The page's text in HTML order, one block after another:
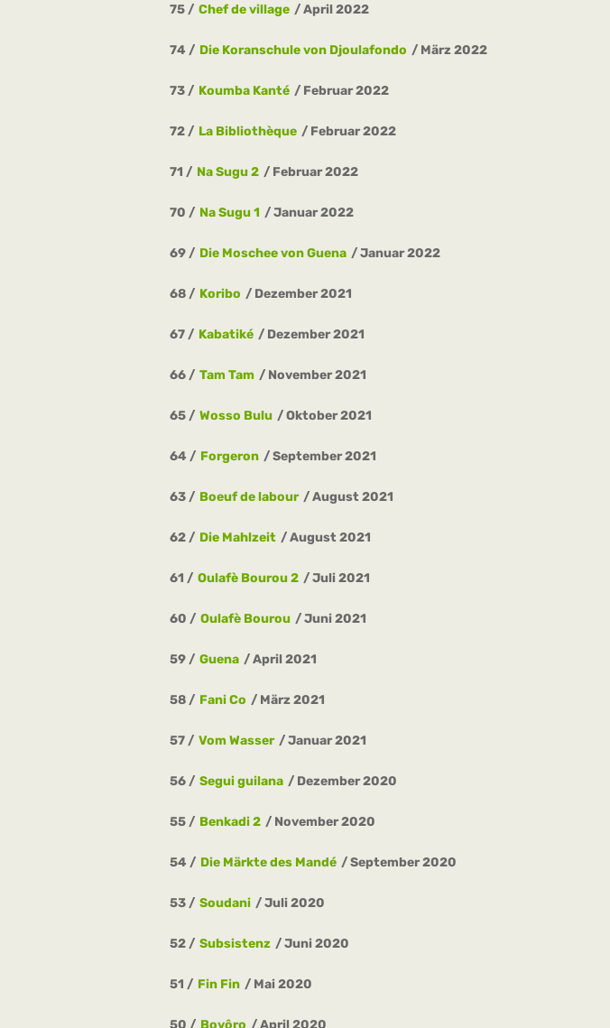
75 Chef de village April 2022
74 Die Koranschule von Djoulafondo März 2022
73 Koumba Kanté Februar 2022
72 La Bibliothèque Februar 2022
71 Na Sugu 2 Februar 2022
70 Na Sugu 1 Januar 2022
69 Die Moschee von Guena Januar 2022
68 Koribo Dezember 2021
67 Kabatiké Dezember 2021
66 Tam Tam November 2021
65 Wosso Bulu Oktober 2021
64 Forgeron September 2021
63 Boeuf de labour August 2021
62 Die Mahlzeit August 2021
61 Oulafè Bourou 2 Juli 2021
60 Oulafè Bourou Juni 2021
59 Guena April 2021
58 Fani Co März 2021
57 Vom Wasser Januar 2021
56 Segui guilana Dezember 2020
55 Benkadi 2 November 2020
54 Die Märkte des Mandé September 2020
53 Soudani Juli 2020
52 Subsistenz Juni 2020
51 Fin Fin Mai 2020
50 Boyôro April 2020